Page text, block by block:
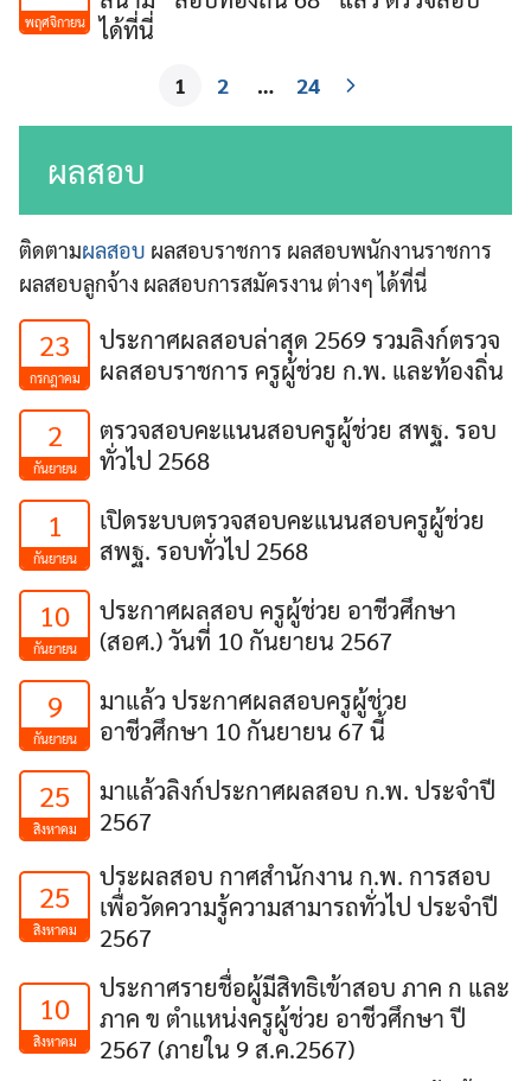
พฤศจิกายน
ได้ที่นี่
1 2 … 24
ผลสอบ
ติดตามผลสอบ ผลสอบราชการ ผลสอบพนักงานราชการ
ผลสอบลูกจ้าง ผลสอบการสมัครงาน ต่างๆ ได้ที่นี่
23
กรกฎาคม
ประกาศผลสอบล่าสุด 2569 รวมลิงก์ตรวจ
ผลสอบราชการ ครูผู้ช่วย ก.พ. และท้องถิ่น
2
กันยายน
ตรวจสอบคะแนนสอบครูผู้ช่วย สพฐ. รอบ
ทั่วไป 2568
1
กันยายน
เปิดระบบตรวจสอบคะแนนสอบครูผู้ช่วย
สพฐ. รอบทั่วไป 2568
10
กันยายน
ประกาศผลสอบ ครูผู้ช่วย อาชีวศึกษา
(สอศ.) วันที่ 10 กันยายน 2567
9
กันยายน
มาแล้ว ประกาศผลสอบครูผู้ช่วย
อาชีวศึกษา 10 กันยายน 67 นี้
25
สิงหาคม
มาแล้วลิงก์ประกาศผลสอบ ก.พ. ประจำปี
2567
25
สิงหาคม
ประผลสอบ กาศสำนักงาน ก.พ. การสอบ
เพื่อวัดความรู้ความสามารถทั่วไป ประจำปี
2567
10
สิงหาคม
ประกาศรายชื่อผู้มีสิทธิเข้าสอบ ภาค ก และ
ภาค ข ตำแหน่งครูผู้ช่วย อาชีวศึกษา ปี
2567 (ภายใน 9 ส.ค.2567)